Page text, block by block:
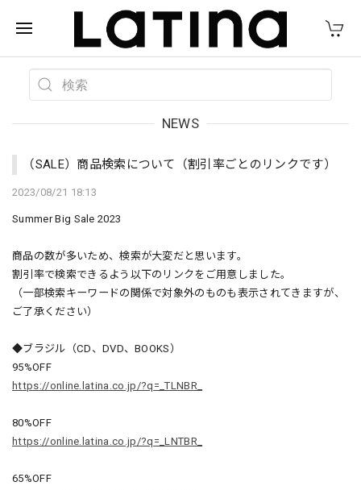
NEWS
（SALE）商品検索について（割引率ごとのリンクです）
2023/08/21 18:13
Summer Big Sale 2023
商品の数が多いため、検索が大変だと思います。
割引率で検索できるよう以下のリンクをご用意しました。
（一部検索キーワードの関係で対象外のものも表示されてきますが、
ご了承ください）
◆ブラジル（CD、DVD、BOOKS）
95%OFF
https://online.latina.co.jp/?q=_TLNBR_
80%OFF
https://online.latina.co.jp/?q=_LNTBR_
65%OFF